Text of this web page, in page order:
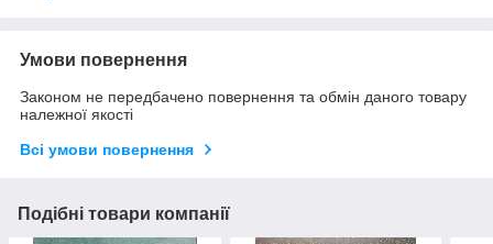
Умови повернення
Законом не передбачено повернення та обмін даного товару
належної якості
Всі умови повернення
Подібні товари компанії